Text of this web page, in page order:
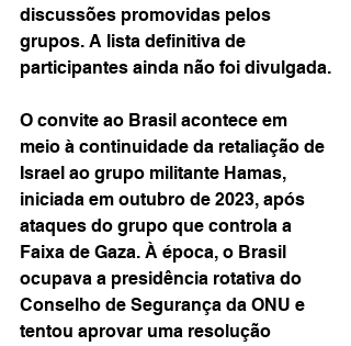
discussões promovidas pelos
grupos. A lista definitiva de
participantes ainda não foi divulgada.
O convite ao Brasil acontece em
meio à continuidade da retaliação de
Israel ao grupo militante Hamas,
iniciada em outubro de 2023, após
ataques do grupo que controla a
Faixa de Gaza. À época, o Brasil
ocupava a presidência rotativa do
Conselho de Segurança da ONU e
tentou aprovar uma resolução